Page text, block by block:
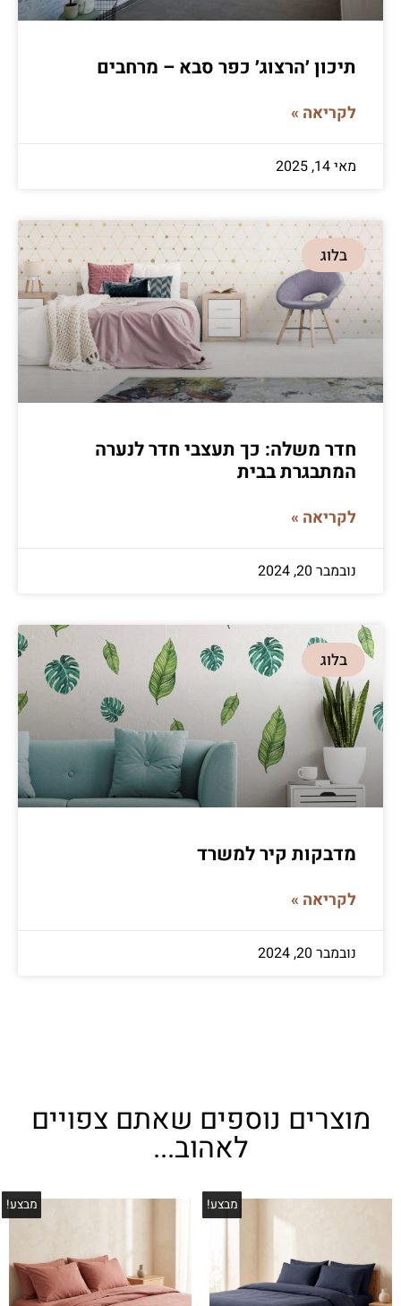
תיכון ׳הרצוג׳ כפר סבא – מרחבים
לקריאה »
מאי 14, 2025
בלוג
חדר משלה: כך תעצבי חדר לנערה
המתבגרת בבית
לקריאה »
נובמבר 20, 2024
בלוג
מדבקות קיר למשרד
לקריאה »
נובמבר 20, 2024
מוצרים נוספים שאתם צפויים
לאהוב...
מבצע! מבצע!